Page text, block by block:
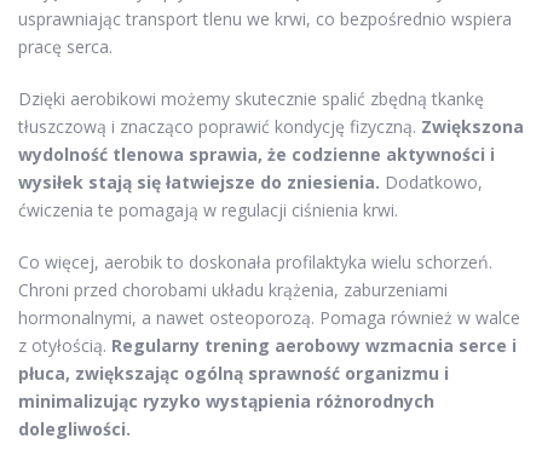
usprawniając transport tlenu we krwi, co bezpośrednio wspiera
pracę serca.
Dzięki aerobikowi możemy skutecznie spalić zbędną tkankę
tłuszczową i znacząco poprawić kondycję fizyczną. Zwiększona
wydolność tlenowa sprawia, że codzienne aktywności i
wysiłek stają się łatwiejsze do zniesienia. Dodatkowo,
ćwiczenia te pomagają w regulacji ciśnienia krwi.
Co więcej, aerobik to doskonała profilaktyka wielu schorzeń.
Chroni przed chorobami układu krążenia, zaburzeniami
hormonalnymi, a nawet osteoporozą. Pomaga również w walce
z otyłością. Regularny trening aerobowy wzmacnia serce i
płuca, zwiększając ogólną sprawność organizmu i
minimalizując ryzyko wystąpienia różnorodnych
dolegliwości.